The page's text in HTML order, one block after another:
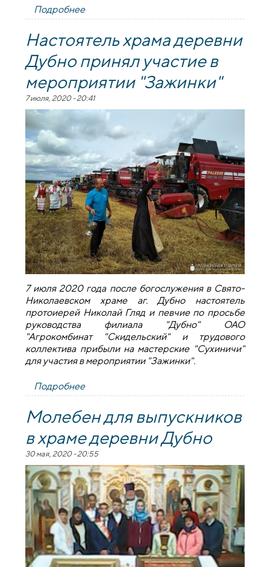
Подробнеео Настоятель и прихожане храма в
деревне Дубно почтили память погибших
Настоятель храма деревни
Дубно принял участие в
мероприятии "Зажинки"
7 июля, 2020 - 20:41
7 июля 2020 года после богослужения в Свято-
Николаевском храме аг. Дубно настоятель
протоиерей Николай Гляд и певчие по просьбе
руководства филиала "Дубно" ОАО
"Агрокомбинат "Скидельский" и трудового
коллектива прибыли на мастерские "Сухиничи"
для участия в мероприятии "Зажинки".
Подробнеео Настоятель храма деревни Дубно
принял участие в мероприятии
Молебен для выпускников
в храме деревни Дубно
30 мая, 2020 - 20:55